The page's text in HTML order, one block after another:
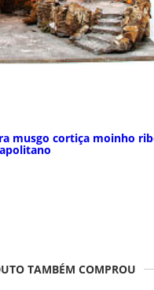
musgo cortiça moinho
TAMBÉM COMPROU